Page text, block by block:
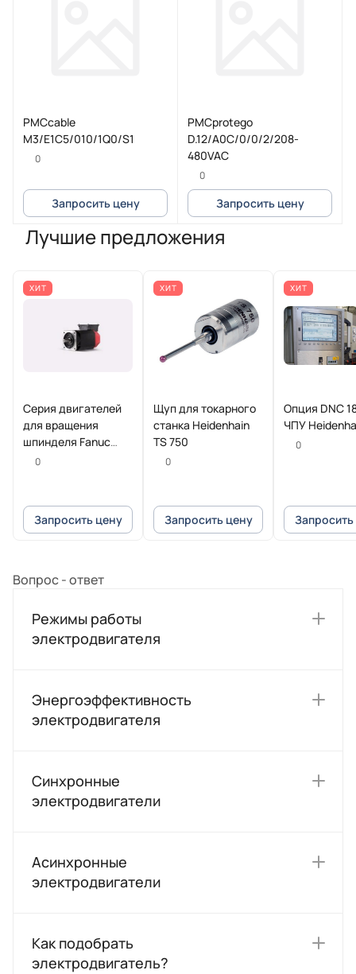
PMCcable
M3/E1C5/010/1Q0/S1
0
Запросить цену
PMCprotego
D.12/A0C/0/0/2/208-
480VAC
0
Запросить цену
Лучшие предложения
ХИТ
Серия двигателей
для вращения
шпинделя Fanuc
Beta iI
0
Запросить цену
ХИТ
Щуп для токарного
станка Heidenhain
TS 750
0
Запросить цену
ХИТ
Опция DNC
ЧПУ
0
Вопрос - ответ
Режимы работы
электродвигателя
Энергоэффективность
электродвигателя
Синхронные
электродвигатели
Асинхронные
электродвигатели
Как подобрать
электродвигатель?